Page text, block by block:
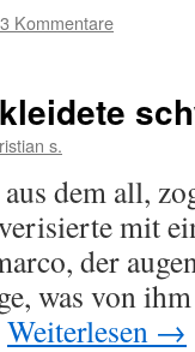
Kommentare
s.
dem all,
mit
der
was von
Weiterlesen →